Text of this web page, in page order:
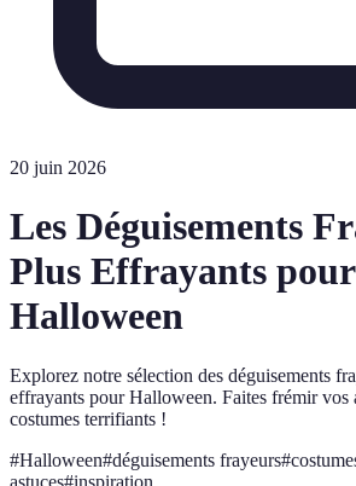
20 juin 2026
Les Déguisements
Plus Effrayants pour
Halloween
Explorez notre sélection des déguisements
effrayants pour Halloween. Faites frémir vos
costumes terrifiants !
#Halloween#déguisements frayeurs#
astuces#inspiration